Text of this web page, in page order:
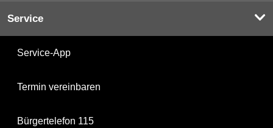
Service
Service-App
Termin vereinbaren
Bürgertelefon 115